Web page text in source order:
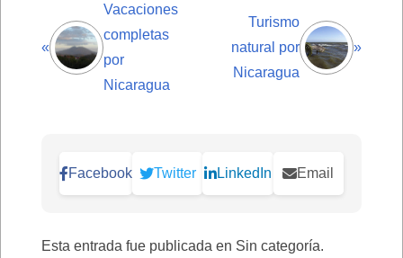
«
Vacaciones
completas
por
Nicaragua
Turismo
natural por
Nicaragua
»
Facebook Twitter LinkedIn Email
Esta entrada fue publicada en Sin categoría.